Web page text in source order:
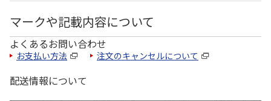
マークや記載内容について
よくあるお問い合わせ
お支払い方法 注文のキャンセルについて
配送情報について